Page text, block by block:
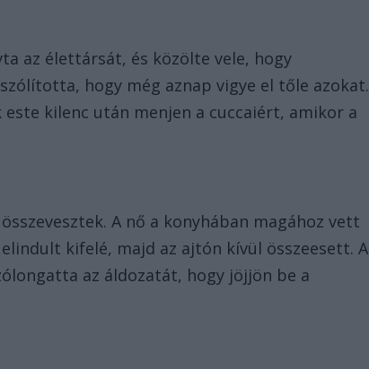
az élettársát, és közölte vele, hogy
hogy még aznap vigye el tőle azokat.
kilenc után menjen a cuccaiért, amikor a
A nő a konyhában magához vett
kifelé, majd az ajtón kívül összeesett. A
az áldozatát, hogy jöjjön be a